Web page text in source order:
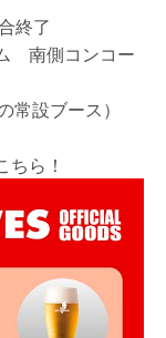
終了
南側コンコー
常設ブース）
ら！